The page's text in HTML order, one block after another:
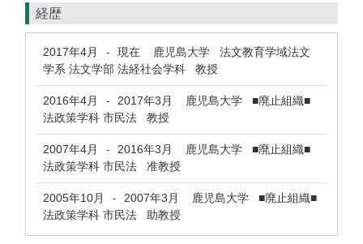
経歴
2017年4月 - 現在 鹿児島大学 法文教育学域法文
学系 法文学部 法経社会学科 教授
2016年4月 - 2017年3月
鹿児島大学 ■廃止組織■
法政策学科 市民法 教授
2007年4月 - 2016年3月
鹿児島大学 ■廃止組織■
法政策学科 市民法 准教授
2005年10月 - 2007年3月
鹿児島大学 ■廃止組織■
法政策学科 市民法 助教授